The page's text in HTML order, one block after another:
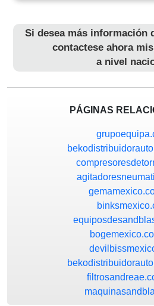
Si desea más información
contactese ahora
a nivel
PÁGINAS